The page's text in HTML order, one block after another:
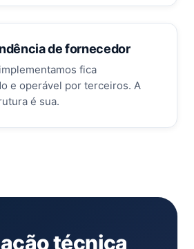
de fornecedor
fica
e operável por terceiros. A
é sua.
técnica